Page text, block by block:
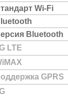
Wi-Fi
Bluetooth
LTE
GPRS